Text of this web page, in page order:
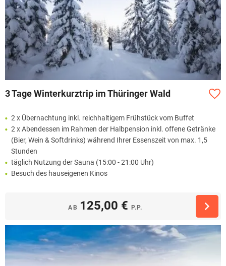
3 Tage Winterkurztrip im Thüringer Wald
2 x Übernachtung inkl. reichhaltigem Frühstück vom Buffet
2 x Abendessen im Rahmen der Halbpension inkl. offene Getränke
(Bier, Wein & Softdrinks) während Ihrer Essenszeit von max. 1,5
Stunden
täglich Nutzung der Sauna (15:00 - 21:00 Uhr)
Besuch des hauseigenen Kinos
AB 125,00 € P.P.